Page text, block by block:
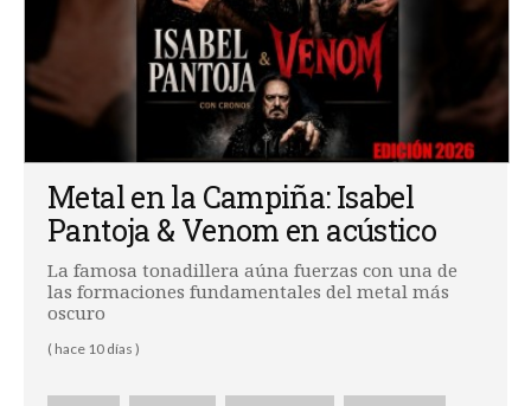
Metal en la Campiña: Isabel
Pantoja & Venom en acústico
La famosa tonadillera aúna fuerzas con una de
las formaciones fundamentales del metal más
oscuro
( hace 10 días )